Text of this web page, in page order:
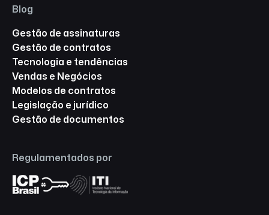
Blog
Gestão de assinaturas
Gestão de contratos
Tecnologia e tendências
Vendas e Negócios
Modelos de contratos
Legislação e jurídico
Gestão de documentos
Regulamentados por